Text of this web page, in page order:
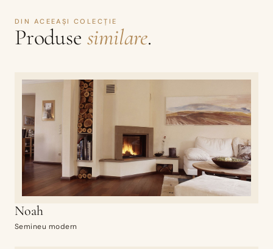
DIN ACEEAȘI COLECȚIE
Produse similare.
Noah
Semineu modern